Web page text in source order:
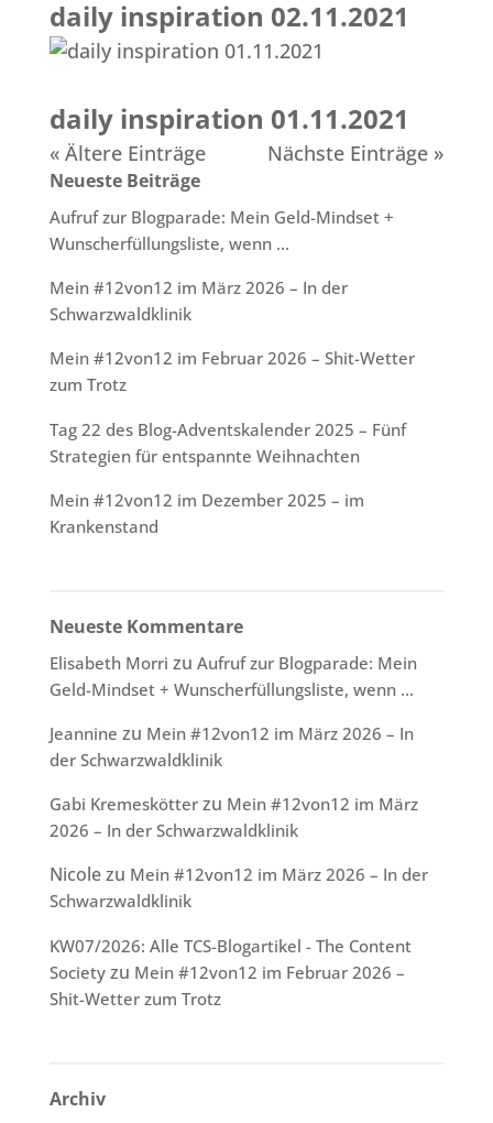
daily inspiration 02.11.2021
daily inspiration 01.11.2021
« Ältere Einträge Nächste Einträge »
Neueste Beiträge
Aufruf zur Blogparade: Mein Geld-Mindset +
Wunscherfüllungsliste, wenn …
Mein #12von12 im März 2026 – In der
Schwarzwaldklinik
Mein #12von12 im Februar 2026 – Shit-Wetter
zum Trotz
Tag 22 des Blog-Adventskalender 2025 – Fünf
Strategien für entspannte Weihnachten
Mein #12von12 im Dezember 2025 – im
Krankenstand
Neueste Kommentare
Elisabeth Morri zu Aufruf zur Blogparade: Mein
Geld-Mindset + Wunscherfüllungsliste, wenn …
Jeannine zu Mein #12von12 im März 2026 – In
der Schwarzwaldklinik
Gabi Kremeskötterzu Mein #12von12 im März
2026 – In der Schwarzwaldklinik
Nicolezu Mein #12von12 im März 2026 – In der
Schwarzwaldklinik
KW07/2026: Alle TCS-Blogartikel - The Content
Societyzu Mein #12von12 im Februar 2026 –
Shit-Wetter zum Trotz
Archiv